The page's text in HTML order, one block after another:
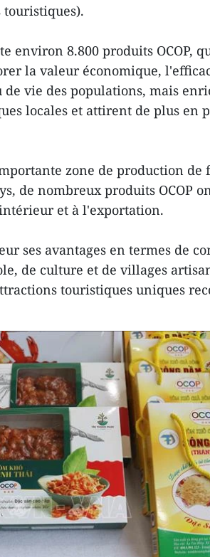
environ 8.800 produits OCOP,
la valeur économique,
vie des populations, mais
locales et attirent de plus en
zone de production de
de nombreux produits OCOP
et à l'exportation.
ses avantages en termes de
de culture et de villages
touristiques uniques